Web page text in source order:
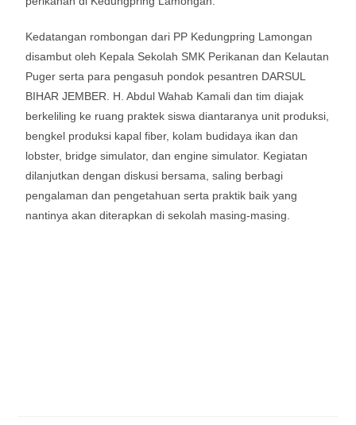
Kedatangan rombongan dari PP Kedungpring Lamongan
disambut oleh Kepala Sekolah SMK Perikanan dan Kelautan
Puger serta para pengasuh pondok pesantren DARSUL
BIHAR JEMBER. H. Abdul Wahab Kamali dan tim diajak
berkeliling ke ruang praktek siswa diantaranya unit produksi,
bengkel produksi kapal fiber, kolam budidaya ikan dan
lobster, bridge simulator, dan engine simulator. Kegiatan
dilanjutkan dengan diskusi bersama, saling berbagi
pengalaman dan pengetahuan serta praktik baik yang
nantinya akan diterapkan di sekolah masing-masing.